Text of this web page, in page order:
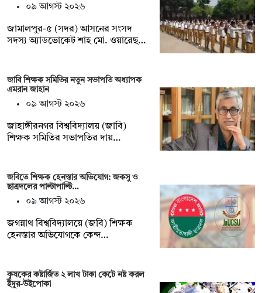
০৯ আগস্ট ২০২৬
জামালপুর-৫ (সদর) আসনের সংসদ
সদস্য অ্যাডভোকেট শাহ মো. ওয়ারেছ…
জাবি শিক্ষক সমিতির নতুন সভাপতি অধ্যাপক
এমরান জাহান
০৯ আগস্ট ২০২৬
জাহাঙ্গীরনগর বিশ্ববিদ্যালয় (জাবি)
শিক্ষক সমিতির সভাপতির দায়…
জবিতে শিক্ষক হেনস্তার অভিযোগ: জকসু ও
ছাত্রদলের পাল্টাপাল্টি…
০৯ আগস্ট ২০২৬
জগন্নাথ বিশ্ববিদ্যালয়ে (জবি) শিক্ষক
হেনস্তার অভিযোগকে কেন্দ…
কৃষকের কষ্টার্জিত ২ লাখ টাকা কেটে নষ্ট করল
ইঁদুর-উইপোকা